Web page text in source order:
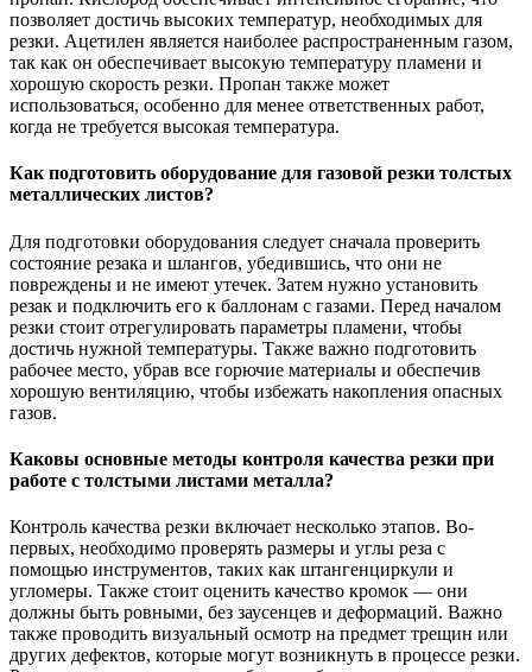
позволяет достичь высоких температур, необходимых для
резки. Ацетилен является наиболее распространенным газом,
так как он обеспечивает высокую температуру пламени и
хорошую скорость резки. Пропан также может
использоваться, особенно для менее ответственных работ,
когда не требуется высокая температура.
Как подготовить оборудование для газовой резки толстых
металлических листов?
Для подготовки оборудования следует сначала проверить
состояние резака и шлангов, убедившись, что они не
повреждены и не имеют утечек. Затем нужно установить
резак и подключить его к баллонам с газами. Перед началом
резки стоит отрегулировать параметры пламени, чтобы
достичь нужной температуры. Также важно подготовить
рабочее место, убрав все горючие материалы и обеспечив
хорошую вентиляцию, чтобы избежать накопления опасных
газов.
Каковы основные методы контроля качества резки при
работе с толстыми листами металла?
Контроль качества резки включает несколько этапов. Во-
первых, необходимо проверять размеры и углы реза с
помощью инструментов, таких как штангенциркули и
угломеры. Также стоит оценить качество кромок — они
должны быть ровными, без заусенцев и деформаций. Важно
также проводить визуальный осмотр на предмет трещин или
других дефектов, которые могут возникнуть в процессе резки.